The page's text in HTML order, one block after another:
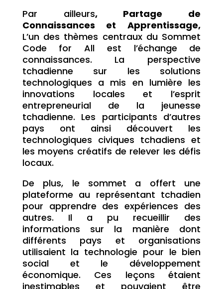
Par ailleurs, Partage de
Connaissances et Apprentissage,
L’un des thèmes centraux du Sommet
Code for All est l’échange de
connaissances. La perspective
tchadienne sur les solutions
technologiques a mis en lumière les
innovations locales et l’esprit
entrepreneurial de la jeunesse
tchadienne. Les participants d’autres
pays ont ainsi découvert les
technologiques civiques tchadiens et
les moyens créatifs de relever les défis
locaux.
De plus, le sommet a offert une
plateforme au représentant tchadien
pour apprendre des expériences des
autres. Il a pu recueillir des
informations sur la manière dont
différents pays et organisations
utilisaient la technologie pour le bien
social et le développement
économique. Ces leçons étaient
inestimables et pouvaient être